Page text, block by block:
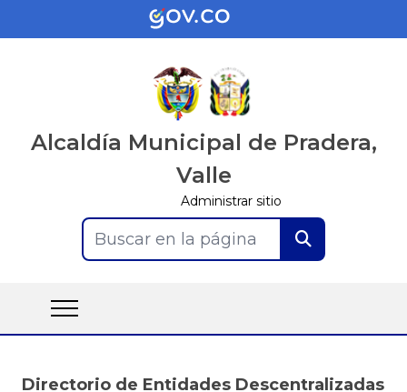
Alcaldía Municipal de Pradera,
Valle
Administrar sitio
Buscar en la página
Directorio de Entidades Descentralizadas